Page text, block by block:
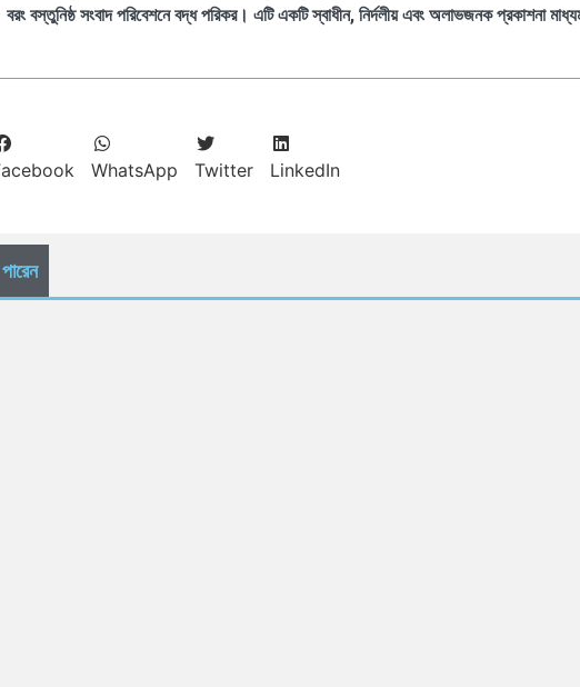
বরং বস্তুনিষ্ঠ সংবাদ পরিবেশনে বদ্ধ পরিকর। এটি একটি স্বাধীন, নির্দলীয় এবং অলাভজনক প্রকাশনা
WhatsApp Twitter LinkedIn